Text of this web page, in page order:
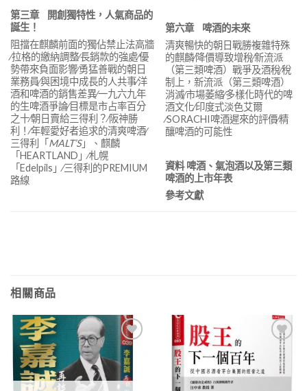
第三章
開創獨特性，人氣商品的
誕生！
阻擋在麒麟前面的獨佔禁止法高牆
∕拉格的繳納調整∕長銷款的強處∕優
勢帶來負面影響∕勇猛善戰的朝日
業務員∕與困境中成長的人共事∕洋
酒和啤酒的銷售差異∕一九六九年
的生啤酒爭論∕目標是市占率百分
之十∕朝日賣給三得利？∕阪神勝
利！∕年輕愛好者追求的清爽啤酒∕
三得利「 MALT’S」、麒麟
「HEARTLAND」∕札幌
「Edelpils」∕三得利的PREMIUM
路線
第六章 啤酒的未來
清爽暢快的朝日戰勝複雜特殊
的麒麟∕降價導致增稅∕新流派
（第三類啤酒）戰爭及酒稅∕稅
制上，新流派（第三類啤酒）
消滅∕市場萎縮∕多樣化時代的啤
酒文化∕印度式淡色艾爾
∕SORACHI啤酒遲來的評價∕精
釀啤酒的可能性
資料 啤酒、氣泡酒以及第三類
啤酒的上市年表
參考文獻
相關商品
加入
「願
望清
單」
加入
「願
望清
單」